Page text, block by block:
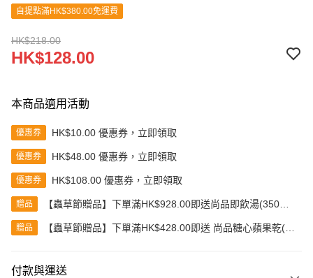
自提點滿HK$380.00免運費
HK$218.00
HK$128.00
本商品適用活動
優惠券 HK$10.00 優惠券，立即領取
優惠券 HK$48.00 優惠券，立即領取
優惠券 HK$108.00 優惠券，立即領取
贈品
【蟲草節贈品】下單滿HK$928.00即送尚品即飲湯(350克)
贈品
【蟲草節贈品】下單滿HK$428.00即送 尚品糖心蘋果乾(80
付款與運送